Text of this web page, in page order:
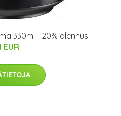
330ml - 20% alennus
EUR